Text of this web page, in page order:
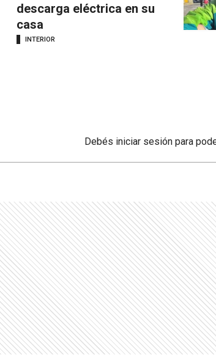
descarga eléctrica en su
casa
INTERIOR
Debés iniciar sesión para